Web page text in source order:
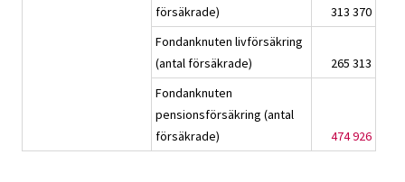
försäkrade)
313 370
Fondanknuten livförsäkring
(antal försäkrade)
265 313
Fondanknuten
pensionsförsäkring (antal
försäkrade)
474 926